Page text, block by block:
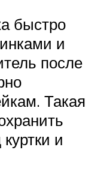
быстро
и
после
Такая
и